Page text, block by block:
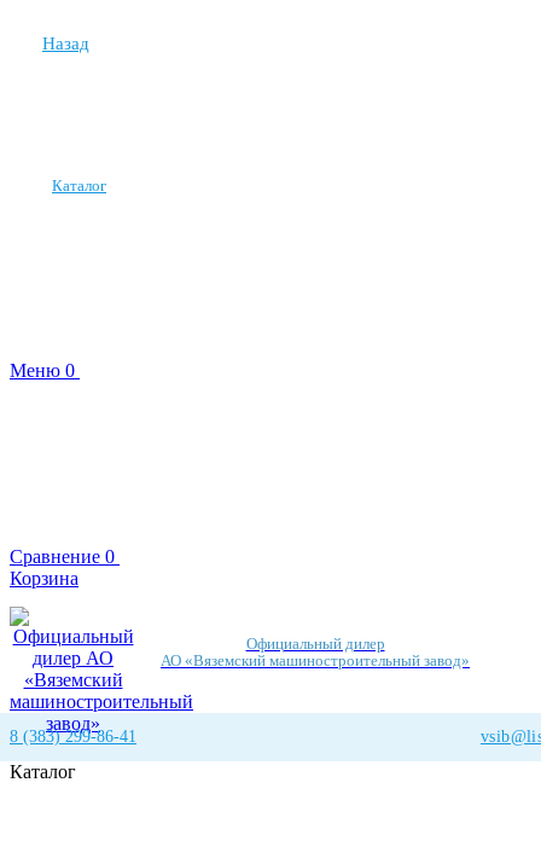
Каталог
Меню 0
Сравнение 0
Корзина
Официальный дилер
АО «Вяземский машиностроительный завод»
8 (383) 299-86-41
Каталог
Назад